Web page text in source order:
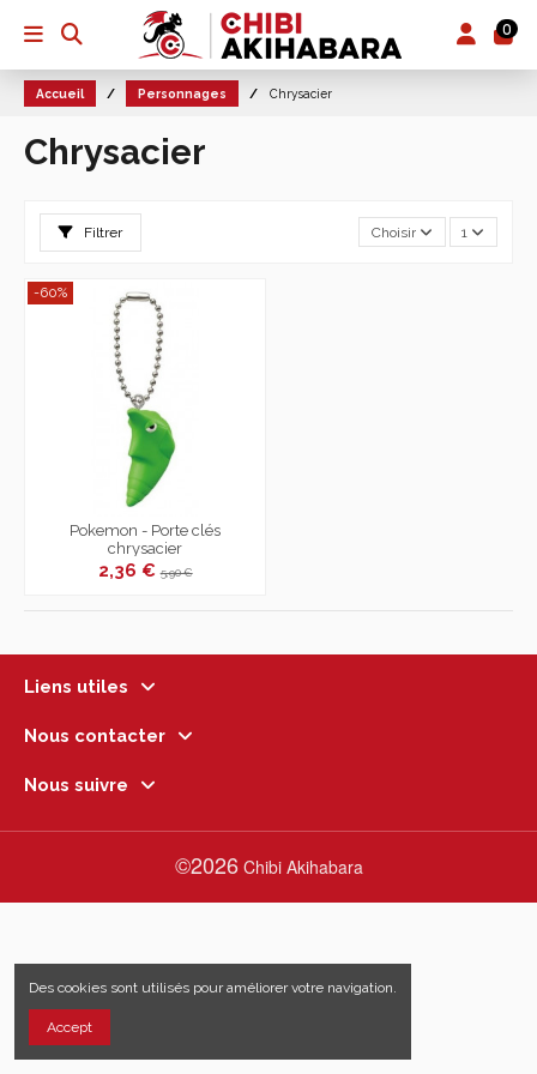
0
Accueil Personnages Chrysacier
Chrysacier
Filtrer Choisir 1
-60%
Pokemon - Porte clés
chrysacier
2,36 €5,90 €
Liens utiles
Nous contacter
Nous suivre
©2026Chibi Akihabara
Des cookies sont utilisés pour améliorer votre navigation.
Accept